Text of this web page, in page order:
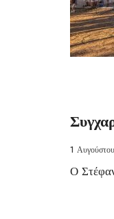
1
Ο